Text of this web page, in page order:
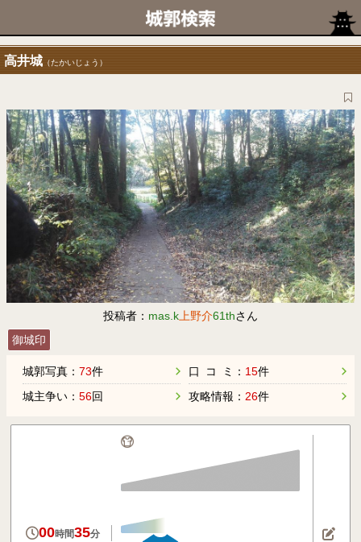
高井城 （たかいじょう）
投稿者： mas.k 上野介61thさん
御城印
城郭写真： 73件
城主争い： 56回
口 コ ミ： 15件
攻略情報： 26件
00時間35分